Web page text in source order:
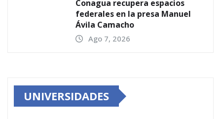
Conagua recupera espacios
federales en la presa Manuel
Ávila Camacho
Ago 7, 2026
UNIVERSIDADES